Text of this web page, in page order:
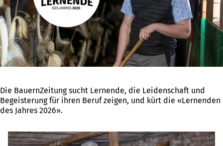
Die BauernZeitung sucht Lernende, die Leidenschaft und
Begeisterung für ihren Beruf zeigen, und kürt die «Lernenden
des Jahres 2026».